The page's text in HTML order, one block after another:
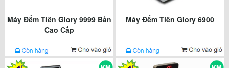
Máy Đếm Tiền Glory 9999 Bản
Cao Cấp
Máy Đếm Tiền Glory 6900